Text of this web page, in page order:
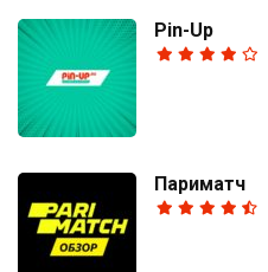
Pin-Up
Париматч